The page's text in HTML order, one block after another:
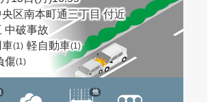
区南本町通三丁目 付近
中破事故
(1) 軽自動車(1)
傷(1)
他